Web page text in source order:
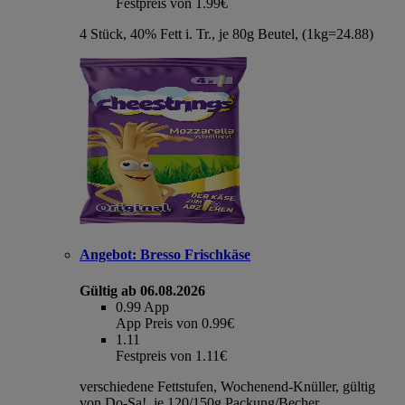
Festpreis von 1.99€
4 Stück, 40% Fett i. Tr., je 80g Beutel, (1kg=24.88)
Angebot: Bresso Frischkäse
Gültig ab 06.08.2026
0.99 App
App Preis von 0.99€
1.11
Festpreis von 1.11€
verschiedene Fettstufen, Wochenend-Knüller, gültig